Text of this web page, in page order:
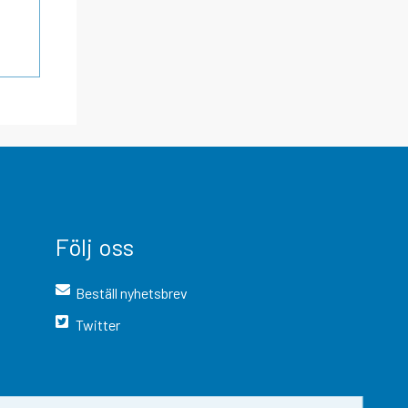
Följ oss
Beställ nyhetsbrev
Twitter